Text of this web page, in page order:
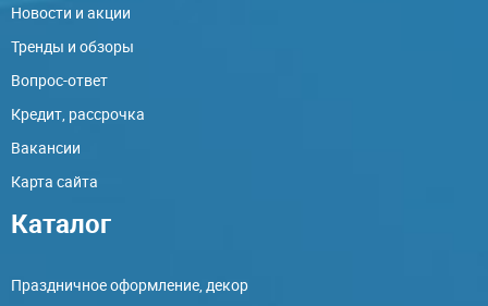
Новости и акции
Тренды и обзоры
Вопрос-ответ
Кредит, рассрочка
Вакансии
Карта сайта
Каталог
Праздничное оформление, декор